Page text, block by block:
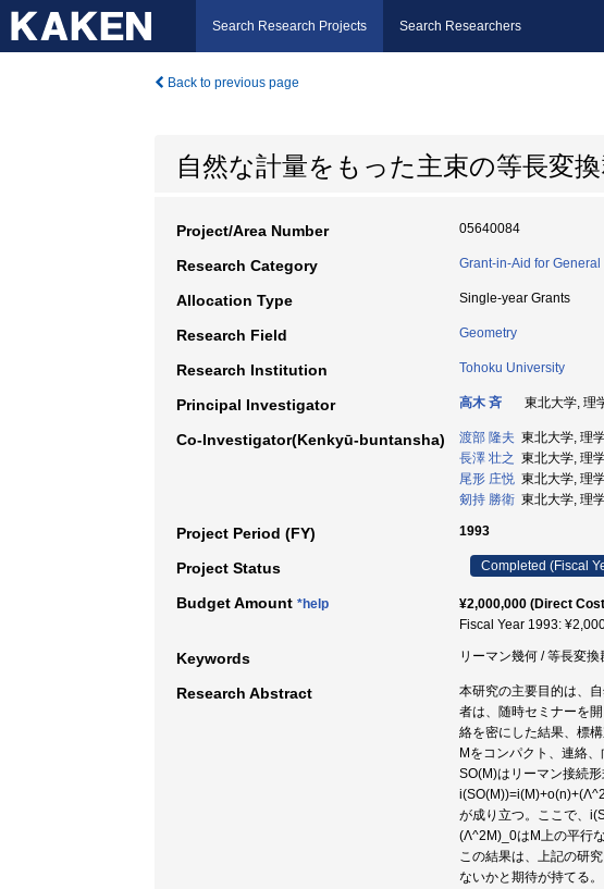
Search Research Projects Search Researchers
Back to previous page
自然な計量をもった主束の等長変
Project/Area Number 05640084
Research Category Grant-in-Aid for
Allocation Type Single-year Grants
Research Field Geometry
Research Institution Tohoku University
Principal Investigator 高木 斉 東北大学, 理
Co-Investigator(Kenkyū-buntansha) 渡部 隆夫 東北大学, 理
長澤 壮之 東北大学, 理
尾形 庄悦 東北大学, 理
剱持 勝衛 東北大学, 理
Project Period (FY) 1993
Project Status Completed (Fiscal
Budget Amount *help
¥2,000,000 (Direct
Fiscal Year 1993:
Keywords リーマン幾何 / 等長変換
Research Abstract
本研究の主要目的は、
者は、随時セミナーを
絡を密にした結果、標
Mをコンパクト、連絡
SO(M)はリーマン接続
が成り立つ。ここで、
(Λ^2M)_0はM上の平行
この結果は、上記の研
ないかと期待が持てる。